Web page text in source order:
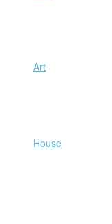
Art
House